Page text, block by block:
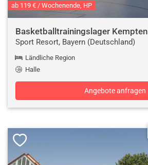
ab 119 € / Wochenende, HP
Basketballtrainingslager Kempten
Sport Resort, Bayern (Deutschland)
Ländliche Region
Halle
Angebote anfragen